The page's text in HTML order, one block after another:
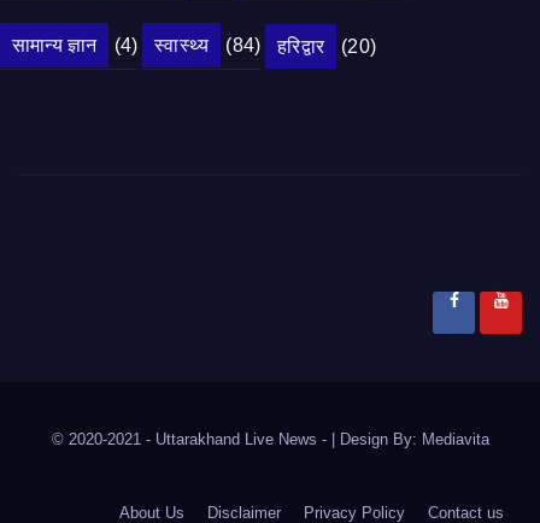
सामान्य ज्ञान (4) स्वास्थ्य (84) हरिद्वार (20)
© 2020-2021 - Uttarakhand Live News - Design By: Mediavita
About Us Disclaimer Privacy Policy Contact us